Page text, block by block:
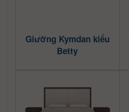
Giường Kymdan kiểu
Betty